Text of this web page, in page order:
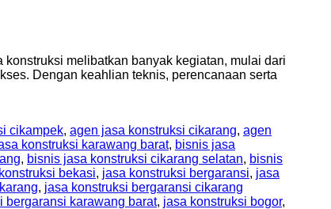
melibatkan banyak kegiatan, mulai dari
Dengan keahlian teknis, perencanaan serta
cikampek, agen jasa konstruksi cikarang, agen
konstruksi karawang barat, bisnis jasa
, bisnis jasa konstruksi cikarang selatan, bisnis
bekasi, jasa konstruksi bergaransi, jasa
, jasa konstruksi bergaransi cikarang
bergaransi karawang barat, jasa konstruksi bogor,